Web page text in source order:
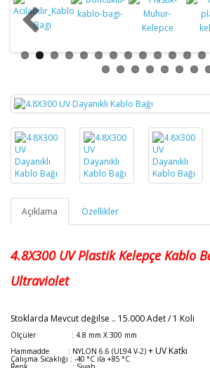
Açıklama Özellikler
4.8X300 UV Plastik Kelepçe Kablo
Ultraviolet
Stoklarda Mevcut değilse .. 15.000 Adet / 1 Koli
Ölçüler : 4.8 mm X 300 mm
Hammadde : NYLON 6.6 (UL94 V-2) + UV Katkı
Çalışma Sıcaklığı : -40 °C ila +85 °C